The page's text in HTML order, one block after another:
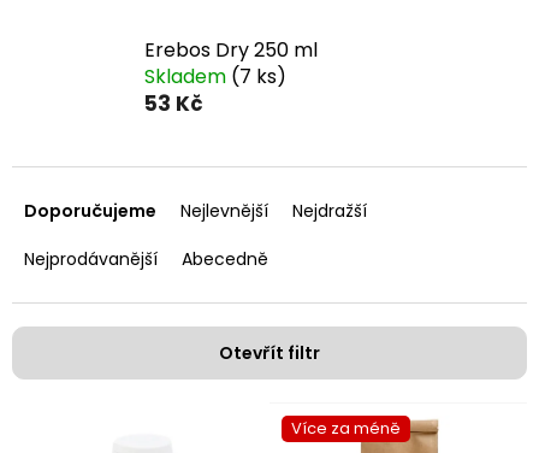
Erebos Dry 250 ml
Skladem (7 ks)
53 Kč
a
e
í
p
r
Doporučujeme Nejlevnější
Nejdražší
Nejprodávanější
Abecedně
Otevřít filtr
Více za méně